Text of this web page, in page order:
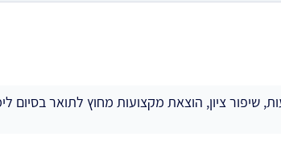
שיפור ציון, הוצאת מקצועות מחוץ לתואר בסיום